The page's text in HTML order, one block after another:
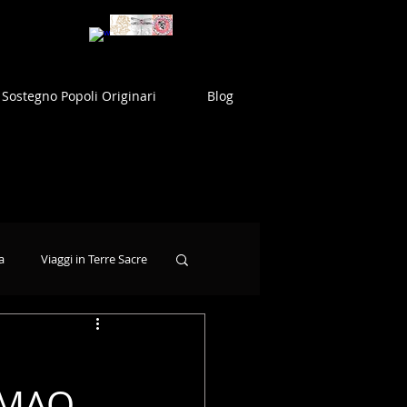
Sostegno Popoli Originari Blog
Viaggi in Terre Sacre